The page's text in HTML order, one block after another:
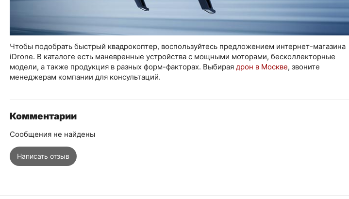
Чтобы подобрать быстрый квадрокоптер, воспользуйтесь предложением интернет-магазина
iDrone. В каталоге есть маневренные устройства с мощными моторами, бесколлекторные
модели, а также продукция в разных форм-факторах. Выбирая дрон в Москве, звоните
менеджерам компании для консультаций.
Комментарии
Сообщения не найдены
Написать отзыв